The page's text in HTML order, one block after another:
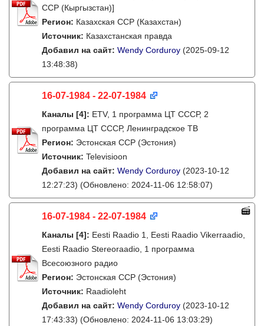
ССР (Кыргызстан)]
Регион: Казахская ССР (Казахстан)
Источник: Казахстанская правда
Добавил на сайт: Wendy Corduroy (2025-09-12
13:48:38)
16-07-1984 - 22-07-1984
Каналы [4]: ETV, 1 программа ЦТ СССР, 2
программа ЦТ СССР, Ленинградское ТВ
Регион: Эстонская ССР (Эстония)
Источник: Televisioon
Добавил на сайт: Wendy Corduroy (2023-10-12
12:27:23) (Обновлено: 2024-11-06 12:58:07)
16-07-1984 - 22-07-1984
Каналы [4]: Eesti Raadio 1, Eesti Raadio Vikerraadio,
Eesti Raadio Stereoraadio, 1 программа
Всесоюзного радио
Регион: Эстонская ССР (Эстония)
Источник: Raadioleht
Добавил на сайт: Wendy Corduroy (2023-10-12
17:43:33) (Обновлено: 2024-11-06 13:03:29)